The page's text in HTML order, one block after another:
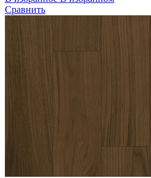
Сравнить